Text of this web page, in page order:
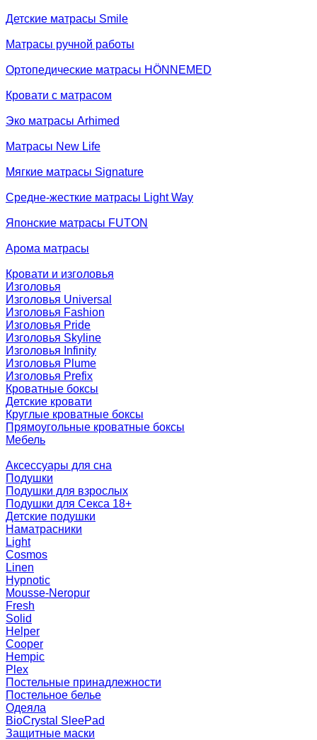
Детские матрасы Smile
Матрасы ручной работы
Ортопедические матрасы HÖNNEMED
Кровати с матрасом
Эко матрасы Arhimed
Матрасы New Life
Мягкие матрасы Signature
Средне-жесткие матрасы Light Way
Японские матрасы FUTON
Арома матрасы
Кровати и изголовья
Изголовья
Изголовья Universal
Изголовья Fashion
Изголовья Pride
Изголовья Skyline
Изголовья Infinity
Изголовья Plume
Изголовья Prefix
Кроватные боксы
Детские кровати
Круглые кроватные боксы
Прямоугольные кроватные боксы
Мебель
Аксессуары для сна
Подушки
Подушки для взрослых
Подушки для Секса 18+
Детские подушки
Наматрасники
Light
Cosmos
Linen
Hypnotic
Mousse-Neropur
Fresh
Solid
Helper
Cooper
Hempic
Plex
Постельные принадлежности
Постельное белье
Одеяла
BioCrystal SleePad
Защитные маски